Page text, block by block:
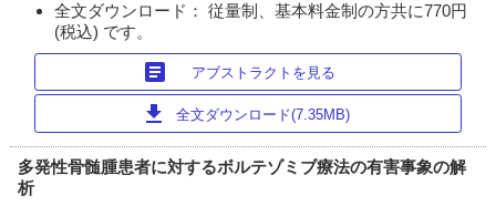
全文ダウンロード： 従量制、基本料金制の方共に770円
(税込) です。
article アブストラクトを見る
download 全文ダウンロード(7.35MB)
多発性骨髄腫患者に対するボルテゾミブ療法の有害事象の解
析